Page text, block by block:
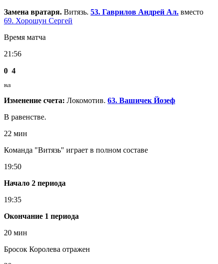
Замена вратаря. Витязь. 53. Гаврилов Андрей Ал. вместо
69. Хорошун Сергей
Время матча
21:56
0 4
РАВ
Изменение счета: Локомотив. 63. Вашичек Йозеф
В равенстве.
22 мин
Команда "Витязь" играет в полном составе
19:50
Начало 2 периода
19:35
Окончание 1 периода
20 мин
Бросок Королева отражен